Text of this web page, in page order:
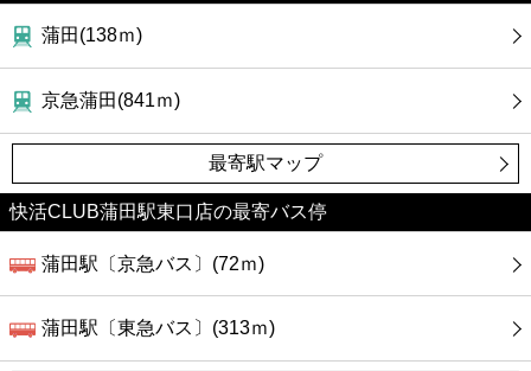
蒲田(138ｍ)
京急蒲田(841ｍ)
最寄駅マップ
快活CLUB蒲田駅東口店の最寄バス停
蒲田駅〔京急バス〕(72ｍ)
蒲田駅〔東急バス〕(313ｍ)